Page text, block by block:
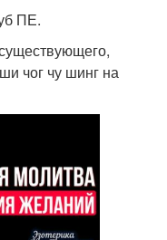
ПЕ.
чог чу шинг на